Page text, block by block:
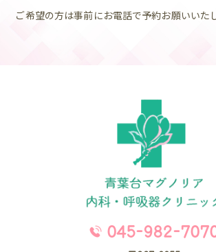
ご希望の方は事前にお電話で予約お願いいた
045-982-